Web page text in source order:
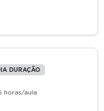
DURAÇÃO
horas/aula